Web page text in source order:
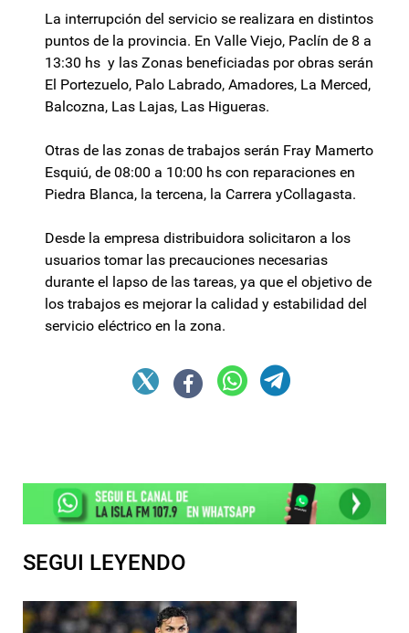
La interrupción del servicio se realizara en distintos
puntos de la provincia. En Valle Viejo, Paclín de 8 a
13:30 hs y las Zonas beneficiadas por obras serán
El Portezuelo, Palo Labrado, Amadores, La Merced,
Balcozna, Las Lajas, Las Higueras.
Otras de las zonas de trabajos serán Fray Mamerto
Esquiú, de 08:00 a 10:00 hs con reparaciones en
Piedra Blanca, la tercena, la Carrera yCollagasta.
Desde la empresa distribuidora solicitaron a los
usuarios tomar las precauciones necesarias
durante el lapso de las tareas, ya que el objetivo de
los trabajos es mejorar la calidad y estabilidad del
servicio eléctrico en la zona.
SEGUI LEYENDO